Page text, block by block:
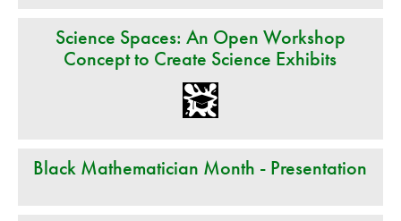
Science Spaces: An Open Workshop
Concept to Create Science Exhibits
Black Mathematician Month - Presentation